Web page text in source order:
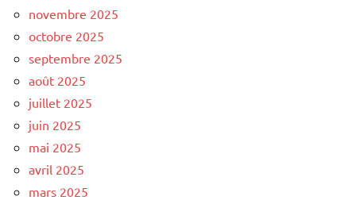
novembre 2025
octobre 2025
septembre 2025
août 2025
juillet 2025
juin 2025
mai 2025
avril 2025
mars 2025